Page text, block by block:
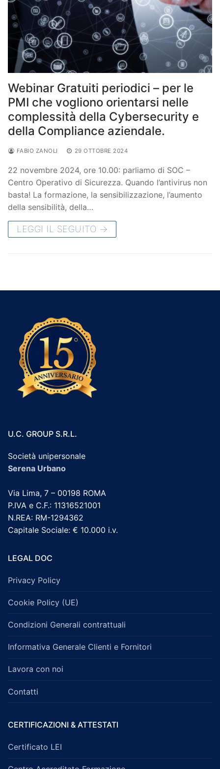
Webinar Gratuiti periodici – per le
PMI che vogliono orientarsi nelle
complessità della Cybersecurity e
della Compliance aziendale.
FABIO ZANOLI 29 OTTOBRE 2024
22 novembre 2024, ore 10.00: parliamo di SOC –
Centro Operativo di Sicurezza. Quando l’antivirus non
basta! La formazione, la sensibilizzazione, l’aumento
della sensibilità, della…
LEGGI IL SEGUITO →
U.C. GROUP S.R.L.
Società unipersonale
Serena Urbano
Via Lima, 7 – 00198 ROMA
P.IVA e C.F.: 11316521001
N.REA: RM-1294362
Capitale Sociale: € 10.000 i.v.
LEGAL DOC
Privacy Policy
Cookie Policy (UE)
Condizioni Generali contrattuali
Informativa Generale Clienti e Fornitori
Lavora con noi
Contatti
CERTIFICAZIONI & ATTESTATI
Certificato LEI